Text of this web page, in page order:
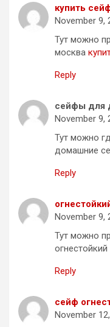
купить
November 9,
Тут можно
москва
Reply
сейфы для
November 9,
Тут можно
домашние
Reply
November 9,
Тут можно
огнестойкий
Reply
сейф
November